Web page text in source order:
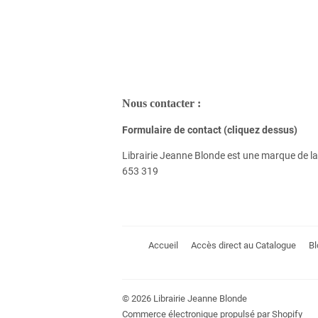
Nous contacter :
Formulaire de contact (cliquez dessus)
Librairie Jeanne Blonde est une marque de
653 319
Accueil Accès direct au Catalogue
© 2026 Librairie Jeanne Blonde
Commerce électronique propulsé par Shopify